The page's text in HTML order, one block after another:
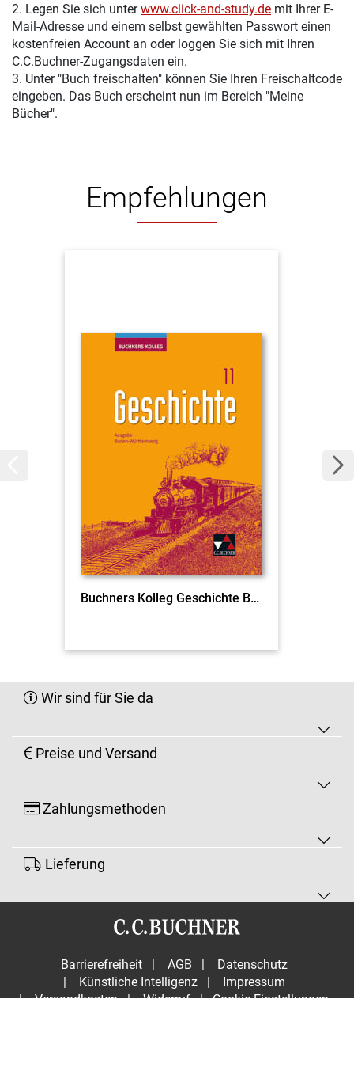
2. Legen Sie sich unterwww.click-and-study.de mit Ihrer E-
Mail-Adresse und einem selbst gewählten Passwort einen
kostenfreien Account an oder loggen Sie sich mit Ihren
C.C.Buchner-Zugangsdaten ein.
3. Unter "Buch freischalten" können Sie Ihren Freischaltcode
eingeben. Das Buch erscheint nun im Bereich "Meine
Bücher".
Empfehlungen
Buchners Kolleg Geschichte BW 11 Ausgabe ab 2021
Wir sind für Sie da
Preise und Versand
Zahlungsmethoden
Lieferung
Barrierefreiheit | AGB |
Datenschutz
|
Künstliche Intelligenz |
Impressum
|
Versandkosten | Widerruf |
Cookie-Einstellungen